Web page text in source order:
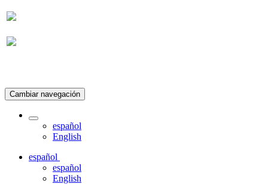
Cambiar navegación
español
English
español
español
English